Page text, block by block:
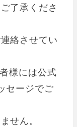
了承くださ
絡させてい
様には公式
セージでご
せん。